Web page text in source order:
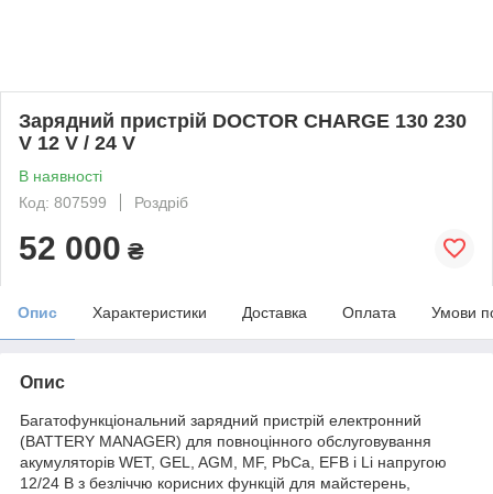
Зарядний пристрій DOCTOR CHARGE 130 230
V 12 V / 24 V
В наявності
Код: 807599
Роздріб
52 000 ₴
Опис Характеристики Доставка Оплата Умови
Опис
Багатофункціональний зарядний пристрій електронний
(BATTERY MANAGER) для повноцінного обслуговування
акумуляторів WET, GEL, AGM, MF, PbCa, EFB і Li напругою
12/24 В з безліччю корисних функцій для майстерень,